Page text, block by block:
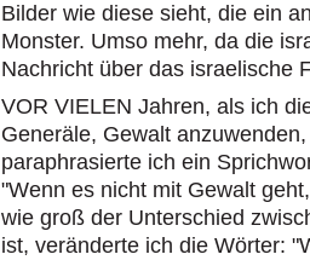
Bilder wie diese sieht, die ein
Monster. Umso mehr, da die
Nachricht über das israelische
VOR VIELEN Jahren, als ich
Generäle, Gewalt
paraphrasierte ich ein
"Wenn es nicht mit Gewalt
wie groß der Unterschied
ist, veränderte ich die Wörter: